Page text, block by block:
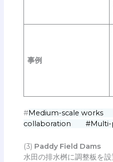
事例
#Medium-scale
collaboration #Multi-
(3) Paddy Field Dams
水田の排水桝に調整板を